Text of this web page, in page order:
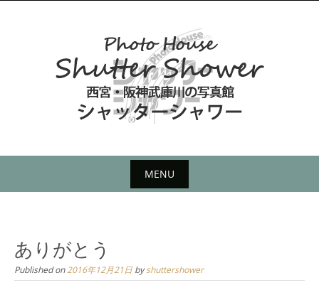
MENU
content
ありがとう
Published on2016年12月21日 byshuttershower